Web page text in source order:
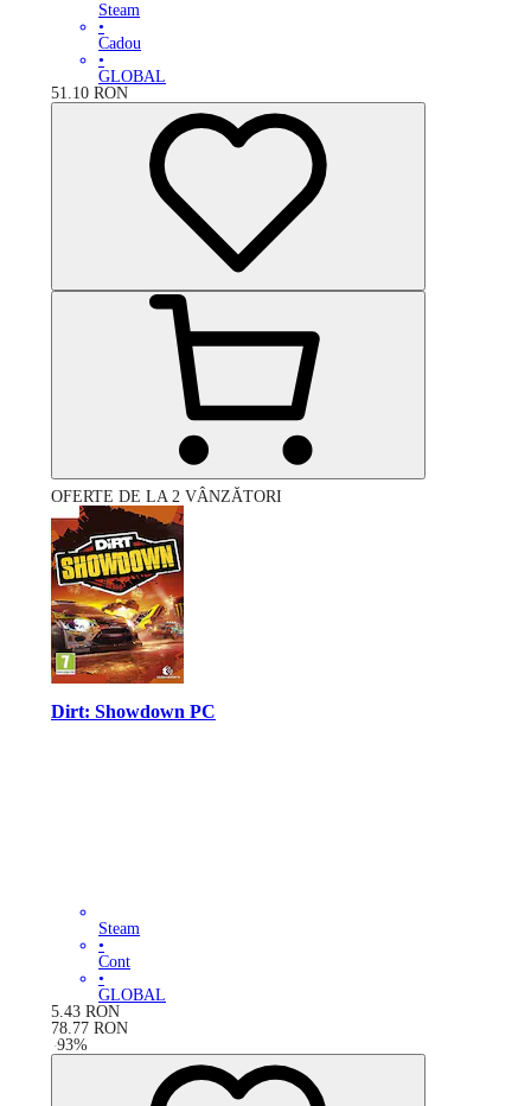
Steam
•
Cadou
•
GLOBAL
51.10 RON
OFERTE DE LA 2 VÂNZĂTORI
Dirt: Showdown PC
Steam
•
Cont
•
GLOBAL
5.43 RON
78.77 RON
-93%